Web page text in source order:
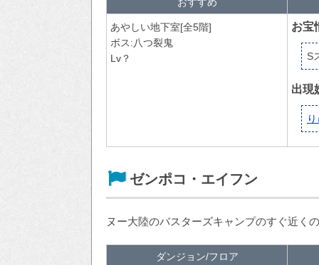
あやしい地下室[全5階]
ボス:八つ裂鬼
Lv？
お宝
S
出現
ゼンポコ・エイフン
ヌー大陸のバスターズキャンプのすぐ近く
ダンジョン/フロア